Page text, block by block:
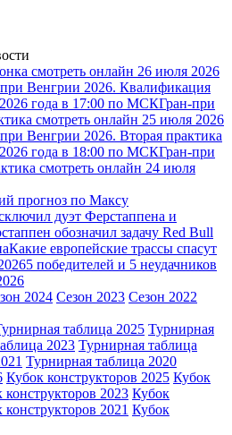
смотреть онлайн 26 июля 2026
Венгрии 2026. Квалификация
года в 17:00 по МСКГран-при
смотреть онлайн 25 июля 2026
Венгрии 2026. Вторая практика
года в 18:00 по МСКГран-при
смотреть онлайн 24 июля
прогноз по Максу
дуэт Ферстаппена и
обозначил задачу Red Bull
Какие европейские трассы спасут
5 победителей и 5 неудачников
2024 Сезон 2023 Сезон 2022
таблица 2025 Турнирная
2023 Турнирная таблица
Турнирная таблица 2020
Кубок конструкторов 2025 Кубок
конструкторов 2023 Кубок
конструкторов 2021 Кубок